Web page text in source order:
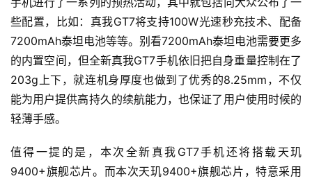
些配置，比如：真我GT7将支持100W光速秒充技术、配备
7200mAh泰坦电池等等。别看7200mAh泰坦电池需要更多
的内置空间，但全新真我GT7手机依旧把自身重量控制在了
203g上下，就连机身厚度也做到了优秀的8.25mm，不仅
能为用户提供高持久的续航能力，也保证了用户使用时候的
轻薄手感。
值得一提的是，本次全新真我GT7手机还将搭载天玑
9400+旗舰芯片。而本次天玑9400+旗舰芯片，特意采用